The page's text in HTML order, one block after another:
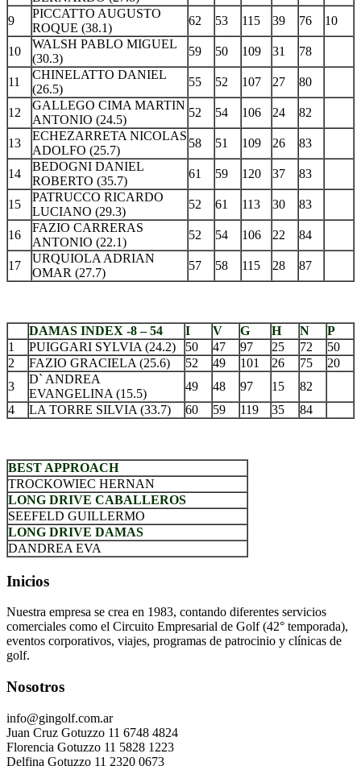
9
PICCATTO AUGUSTO
ROQUE (38.1)
62 53 115 39 76 10
10
WALSH PABLO MIGUEL
(30.3)
59 50 109 31 78
11
CHINELATTO DANIEL
(26.5)
55 52 107 27 80
12
GALLEGO CIMA MARTIN
ANTONIO (24.5)
52 54 106 24 82
13
ECHEZARRETA NICOLAS
ADOLFO (25.7)
58 51 109 26 83
14
BEDOGNI DANIEL
ROBERTO (35.7)
61 59 120 37 83
15
PATRUCCO RICARDO
LUCIANO (29.3)
52 61 113 30 83
16
FAZIO CARRERAS
ANTONIO (22.1)
52 54 106 22 84
17
URQUIOLA ADRIAN
OMAR (27.7)
57 58 115 28 87
DAMAS INDEX -8 – 54 I V G H N
P
1
PUIGGARI SYLVIA (24.2) 50 47 97 25 72
50
2
FAZIO GRACIELA (25.6) 52 49 101 26 75
20
3
D` ANDREA
EVANGELINA (15.5)
49 48 97 15
82
4
LA TORRE SILVIA (33.7) 60 59 119 35 84
BEST APPROACH
TROCKOWIEC HERNAN
LONG DRIVE CABALLEROS
SEEFELD GUILLERMO
LONG DRIVE DAMAS
DANDREA EVA
Inicios
Nuestra empresa se crea en 1983, contando diferentes servicios
comerciales como el Circuito Empresarial de Golf (42° temporada),
eventos corporativos, viajes, programas de patrocinio y clínicas de
golf.
Nosotros
info@gingolf.com.ar
Juan Cruz Gotuzzo 11 6748 4824
Florencia Gotuzzo 11 5828 1223
Delfina Gotuzzo 11 2320 0673